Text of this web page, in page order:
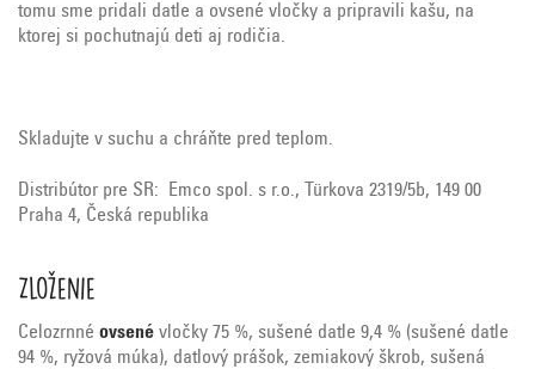
tomu sme pridali datle a ovsené vločky a pripravili kašu, na
ktorej si pochutnajú deti aj rodičia.
Skladujte v suchu a chráňte pred teplom.
Distribútor pre SR: Emco spol. s r.o., Türkova 2319/5b, 149 00
Praha 4, Česká republika
Zloženie
Celozrnné ovsené vločky 75 %, sušené datle 9,4 % (sušené datle
94 %, ryžová múka), datlový prášok, zemiakový škrob, sušená